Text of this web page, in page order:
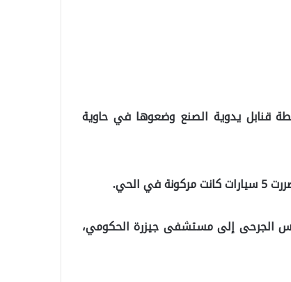
قنابل يدوية الصنع وضعوها في حاوية
الجرحى إلى مستشفى جيزرة الحكومي،